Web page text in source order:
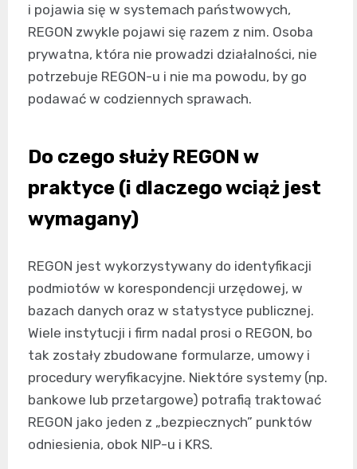
i pojawia się w systemach państwowych,
REGON zwykle pojawi się razem z nim. Osoba
prywatna, która nie prowadzi działalności, nie
potrzebuje REGON-u i nie ma powodu, by go
podawać w codziennych sprawach.
Do czego służy REGON w
praktyce (i dlaczego wciąż jest
wymagany)
REGON jest wykorzystywany do identyfikacji
podmiotów w korespondencji urzędowej, w
bazach danych oraz w statystyce publicznej.
Wiele instytucji i firm nadal prosi o REGON, bo
tak zostały zbudowane formularze, umowy i
procedury weryfikacyjne. Niektóre systemy (np.
bankowe lub przetargowe) potrafią traktować
REGON jako jeden z „bezpiecznych” punktów
odniesienia, obok NIP-u i KRS.